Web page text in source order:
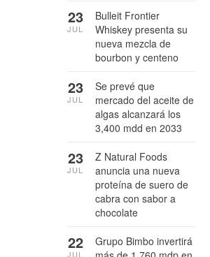
Bulleit Frontier
Whiskey presenta su
nueva mezcla de
bourbon y centeno
23
JUL
Se prevé que
mercado del aceite de
algas alcanzará los
3,400 mdd en 2033
23
JUL
Z Natural Foods
anuncia una nueva
proteína de suero de
cabra con sabor a
chocolate
23
JUL
Grupo Bimbo invertirá
22
JUL